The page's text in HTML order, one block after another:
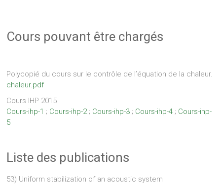
Cours pouvant être chargés
Polycopié du cours sur le contrôle de l’équation de la chaleur.
chaleur.pdf
Cours IHP 2015
Cours-ihp-1 ; Cours-ihp-2; Cours-ihp-3 ; Cours-ihp-4 ; Cours-ihp-
5
Liste des publications
53) Uniform stabilization of an acoustic system